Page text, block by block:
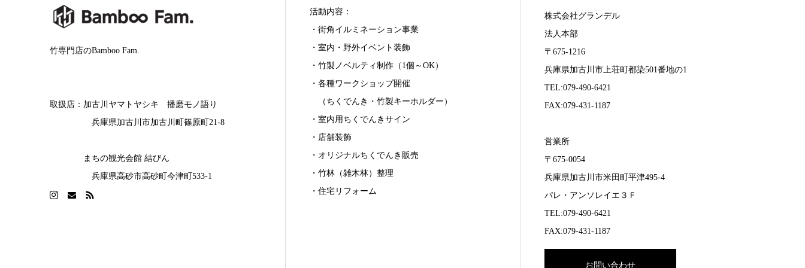
竹専門店のBamboo Fam.
取扱店：加古川ヤマトヤシキ 播磨モノ語り
兵庫県加古川市加古川町篠原町21-8
まちの観光会館 結びん
兵庫県高砂市高砂町今津町533-1
活動内容：
・街角イルミネーション事業
・室内・野外イベント装飾
・竹製ノベルティ制作（1個～OK）
・各種ワークショップ開催
（ちくでんき・竹製キーホルダー）
・室内用ちくでんきサイン
・店舗装飾
・オリジナルちくでんき販売
・竹林（雑木林）整理
・住宅リフォーム
株式会社グランデル
法人本部
〒675-1216
兵庫県加古川市上荘町都染501番地の1
TEL:079-490-6421
FAX:079-431-1187
営業所
〒675-0054
兵庫県加古川市米田町平津495-4
パレ・アンソレイエ３Ｆ
TEL:079-490-6421
FAX:079-431-1187
お問い合わせ